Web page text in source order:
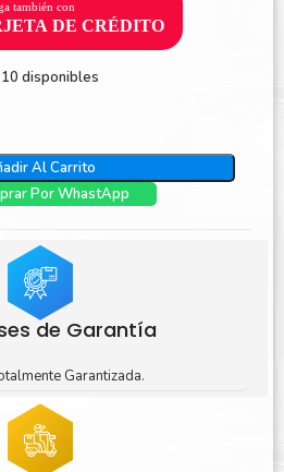
10 disponibles
Al Carrito
Por WhastApp
de Garantía
Garantizada.